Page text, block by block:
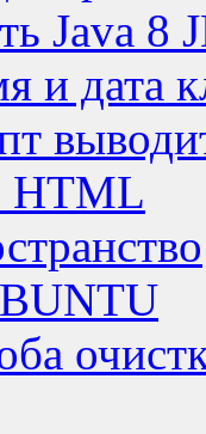
Java 8
и дата
HTML